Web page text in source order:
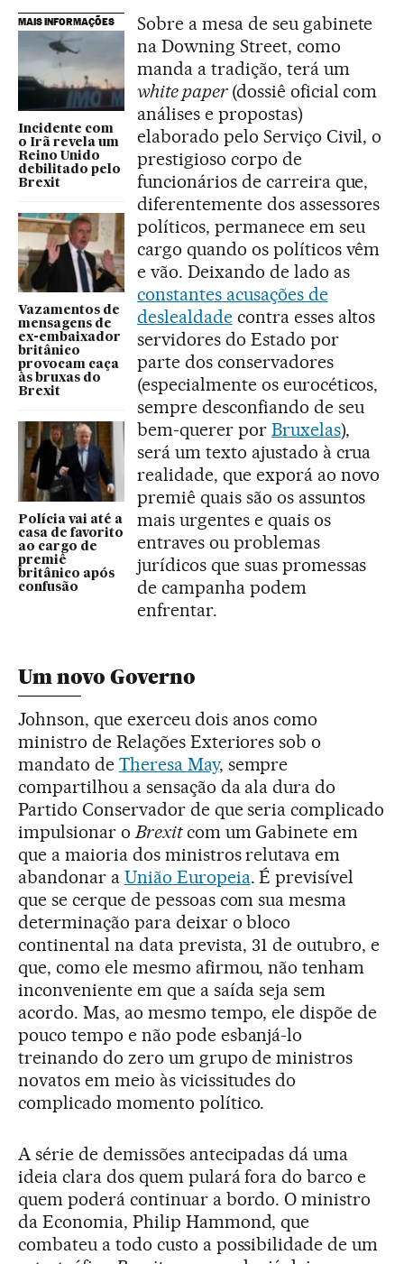
MAIS INFORMAÇÕES
Incidente com
o Irã revela um
Reino Unido
debilitado pelo
Brexit
Vazamentos de
mensagens de
ex-embaixador
britânico
provocam caça
às bruxas do
Brexit
Polícia vai até a
casa de favorito
ao cargo de
premiê
britânico após
confusão
Sobre a mesa de seu gabinete
na Downing Street, como
manda a tradição, terá um
white paper (dossiê oficial com
análises e propostas)
elaborado pelo Serviço Civil, o
prestigioso corpo de
funcionários de carreira que,
diferentemente dos assessores
políticos, permanece em seu
cargo quando os políticos vêm
e vão. Deixando de lado as
constantes acusações de
deslealdadecontra esses altos
servidores do Estado por
parte dos conservadores
(especialmente os eurocéticos,
sempre desconfiando de seu
bem-querer por Bruxelas),
será um texto ajustado à crua
realidade, que exporá ao novo
premiê quais são os assuntos
mais urgentes e quais os
entraves ou problemas
jurídicos que suas promessas
de campanha podem
enfrentar.
Um novo Governo
Johnson, que exerceu dois anos como
ministro de Relações Exteriores sob o
mandato de Theresa May, sempre
compartilhou a sensação da ala dura do
Partido Conservador de que seria complicado
impulsionar oBrexitcom um Gabinete em
que a maioria dos ministros relutava em
abandonar a União Europeia. É previsível
que se cerque de pessoas com sua mesma
determinação para deixar o bloco
continental na data prevista, 31 de outubro, e
que, como ele mesmo afirmou, não tenham
inconveniente em que a saída seja sem
acordo. Mas, ao mesmo tempo, ele dispõe de
pouco tempo e não pode esbanjá-lo
treinando do zero um grupo de ministros
novatos em meio às vicissitudes do
complicado momento político.
A série de demissões antecipadas dá uma
ideia clara dos quem pulará fora do barco e
quem poderá continuar a bordo. O ministro
da Economia, Philip Hammond, que
combateu a todo custo a possibilidade de um